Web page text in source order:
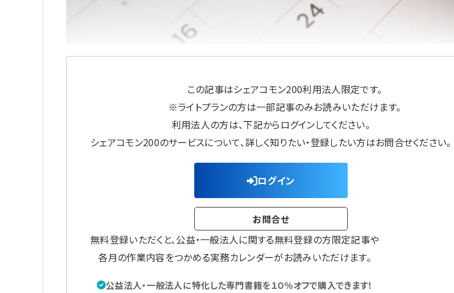
この記事はシェアコモン200利用法人限定です。
※ライトプランの方は一部記事のみお読みいただけます。
利用法人の方は、下記からログインしてください。
シェアコモン200のサービスについて、詳しく知りたい・登録したい方はお問合せください。
ログイン
お問合せ
無料登録いただくと、公益・一般法人に関する無料登録の方限定記事や
各月の作業内容をつかめる実務カレンダーがお読みいただけます。
公益法人・一般法人に特化した専門書籍を１０％オフで購入できます！